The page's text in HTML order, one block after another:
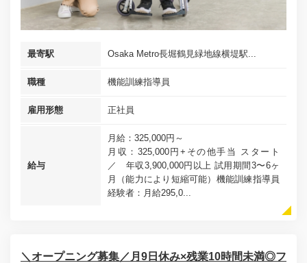
最寄駅 Osaka Metro長堀鶴見緑地線横堤駅...
職種 機能訓練指導員
雇用形態 正社員
給与
月給：325,000円～
月収：325,000円+その他手当 スタート
／ 年収3,900,000円以上 試用期間3〜6ヶ
月（能力により短縮可能）機能訓練指導員
経験者：月給295,0...
＼オープニング募集／月9日休み×残業10時間未満◎フ